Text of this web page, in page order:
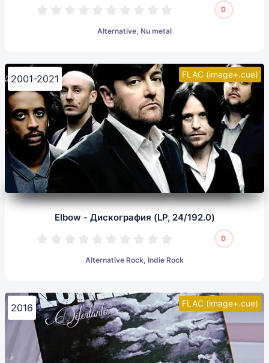
0
Alternative, Nu metal
FLAC (image+.cue)
2001-2021
Elbow - Дискография (LP, 24/192.0)
0
Alternative Rock, Indie Rock
FLAC (image+.cue)
2016